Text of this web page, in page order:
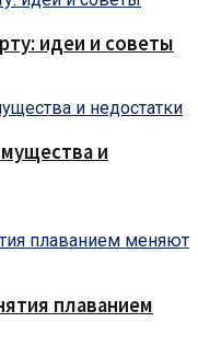
идеи и советы
и
плаванием